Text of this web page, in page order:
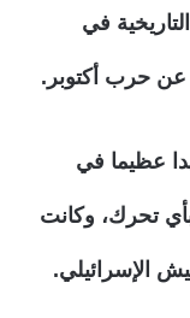
في
عظيما في
تحرك، وكانت
الإسرائيلي.